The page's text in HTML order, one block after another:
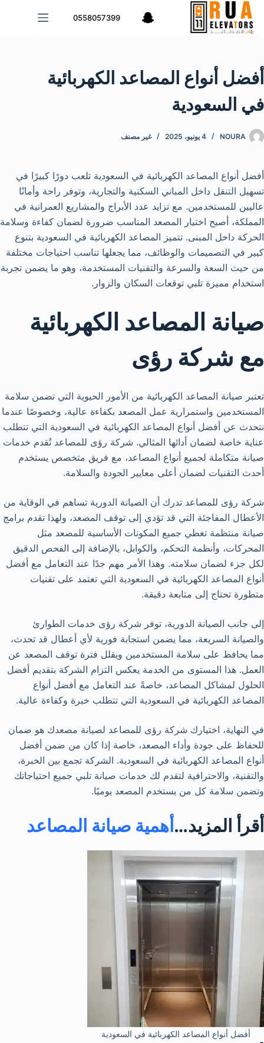
التجاوز
إلى
المحتوى
0558057399
أفضل أنواع المصاعد الكهربائية
في السعودية
NOURA 4 يونيو، 2025 غير مصنف
أفضل أنواع المصاعد الكهربائية في السعودية تلعب دورًا كبيرًا في
تسهيل التنقل داخل المباني السكنية والتجارية، وتوفر راحة وأمانًا
عاليين للمستخدمين. مع تزايد عدد الأبراج والمشاريع العمرانية في
المملكة، أصبح اختيار المصعد المناسب ضرورة لضمان كفاءة وسلامة
الحركة داخل المبنى. تتميز المصاعد الكهربائية في السعودية بتنوع
كبير في التصميمات والوظائف، مما يجعلها تناسب احتياجات مختلفة
من حيث السعة والسرعة والتقنيات المستخدمة، وهو ما يضمن تجربة
استخدام مميزة تلبي توقعات السكان والزوار.
صيانة المصاعد الكهربائية
مع شركة رؤى
تعتبر صيانة المصاعد الكهربائية من الأمور الحيوية التي تضمن سلامة
المستخدمين واستمرارية عمل المصعد بكفاءة عالية، وخصوصًا عندما
نتحدث عن أفضل أنواع المصاعد الكهربائية في السعودية التي تتطلب
عناية خاصة لضمان أدائها المثالي. شركة رؤى للمصاعد تُقدم خدمات
صيانة متكاملة لجميع أنواع المصاعد، مع فريق متخصص يستخدم
أحدث التقنيات لضمان أعلى معايير الجودة والسلامة.
شركة رؤى للمصاعد تدرك أن الصيانة الدورية تساهم في الوقاية من
الأعطال المفاجئة التي قد تؤدي إلى توقف المصعد، ولهذا تقدم برامج
صيانة منتظمة تغطي جميع المكونات الأساسية للمصعد مثل
المحركات، وأنظمة التحكم، والكوابل، بالإضافة إلى الفحص الدقيق
لكل جزء لضمان سلامته. وهذا الأمر مهم جدًا عند التعامل مع أفضل
أنواع المصاعد الكهربائية في السعودية التي تعتمد على تقنيات
متطورة تحتاج إلى متابعة دقيقة.
إلى جانب الصيانة الدورية، توفر شركة رؤى خدمات الطوارئ
والصيانة السريعة، مما يضمن استجابة فورية لأي أعطال قد تحدث،
مما يحافظ على سلامة المستخدمين ويقلل فترة توقف المصعد عن
العمل. هذا المستوى من الخدمة يعكس التزام الشركة بتقديم أفضل
الحلول لمشاكل المصاعد، خاصةً عند التعامل مع أفضل أنواع
المصاعد الكهربائية في السعودية التي تتطلب خبرة وكفاءة عالية.
في النهاية، اختيارك شركة رؤى للمصاعد لصيانة مصعدك هو ضمان
للحفاظ على جودة وأداء المصعد، خاصة إذا كان من ضمن أفضل
أنواع المصاعد الكهربائية في السعودية. الشركة تجمع بين الخبرة،
والتقنية، والاحترافية لتقدم لك خدمات صيانة تلبي جميع احتياجاتك
وتضمن سلامة كل من يستخدم المصعد يوميًا.
أقرأ المزيد…أهمية صيانة المصاعد
أفضل أنواع المصاعد الكهربائية في السعودية